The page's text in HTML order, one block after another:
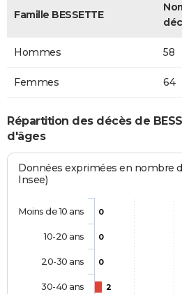
Famille BESSETTE
Hommes 58
Femmes 64
Répartition des décès de
d'âges
Données exprimées en nombre
Insee)
0
0
0
2
Moins de 10 ans
10-20 ans
20-30 ans
30-40 ans